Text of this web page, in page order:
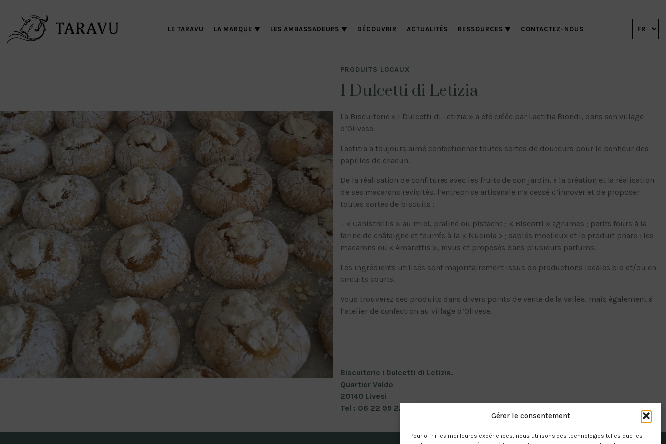
Gérer le consentement
Pour offrir les meilleures expériences, nous utilisons des technologies telles que les
LE TARAVU LA MARQUE LES AMBASSADEURS DÉCOUVRIR ACTUALITÉS RESSOURCES CONTACTEZ-NOUS
PRODUITS LOCAUX
I Dulcetti di Letizia
La Biscuiterie « I Dulcetti di Letizia » a été créée par Laëtitia Biondi, dans son village
d’Olivese.
Laëtitia a toujours aimé confectionner toutes sortes de douceurs pour le bonheur des
papilles de chacun.
De la réalisation de confitures avec les fruits de son jardin, à la création et la réalisation
de ses macarons revisités, l’entreprise artisanale n’a cessé d’innover et de proposer
toutes sortes de biscuits :
– « Canistrellis » au miel, praliné ou pistache ; « Biscotti » agrumes ; petits fours à la
farine de châtaigne et fourrés à la « Nuciola » ; sablés moelleux et le produit phare : les
macarons ou « Amarettis », revus et proposés dans plusieurs parfums.
Les ingrédients utilisés sont majoritairement issus de productions locales bio et/ou en
circuits courts.
Vous trouverez ses produits dans divers points de vente de la vallée, mais également à
l’atelier de confection au village d’Olivese.
Biscuiterie i Dulcetti di Letizia.
Quartier Valdo
20140 Livesi
Tel : 06 22 99 22 82